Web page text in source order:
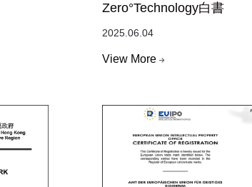
Zero°Technology白書
2025.06.04
View More